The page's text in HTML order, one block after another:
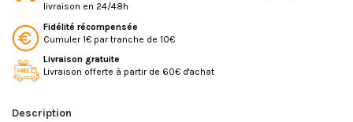
livraison en 24/48h
Fidélité récompensée
Cumuler 1€ par tranche de 10€
Livraison gratuite
Livraison offerte à partir de 60€ d'achat
Description